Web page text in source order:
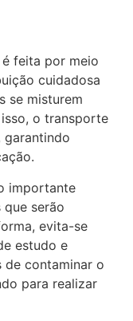
feita por meio
cuidadosa
se misturem
o transporte
garantindo
importante
serão
evita-se
estudo e
de contaminar o
para realizar